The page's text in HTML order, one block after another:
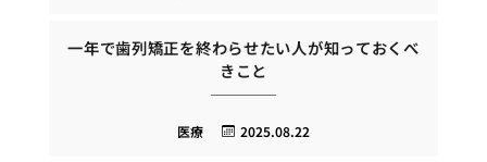
一年で歯列矯正を終わらせたい人が知っておくべ
きこと
2025.08.22
医療